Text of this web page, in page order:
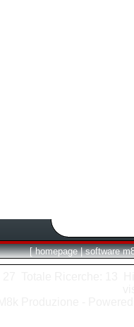
[ homepage | software